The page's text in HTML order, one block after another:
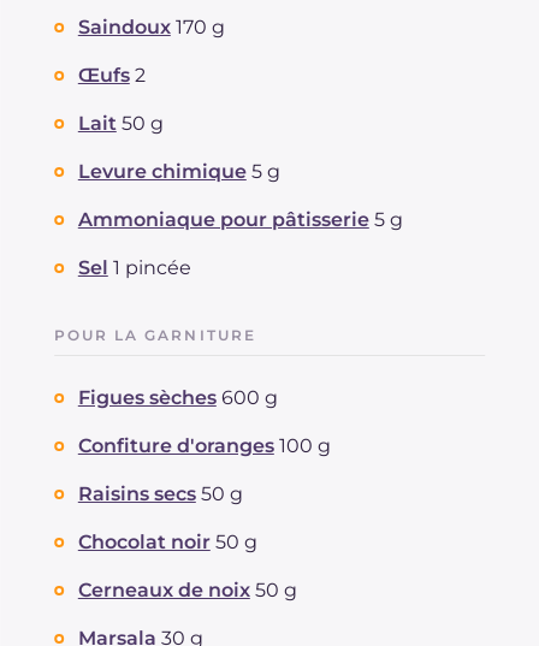
Saindoux 170 g
Œufs 2
Lait 50 g
Levure chimique 5 g
Ammoniaque pour pâtisserie 5 g
Sel 1 pincée
POUR LA GARNITURE
Figues sèches 600 g
Confiture d'oranges 100 g
Raisins secs 50 g
Chocolat noir 50 g
Cerneaux de noix 50 g
Marsala 30 g